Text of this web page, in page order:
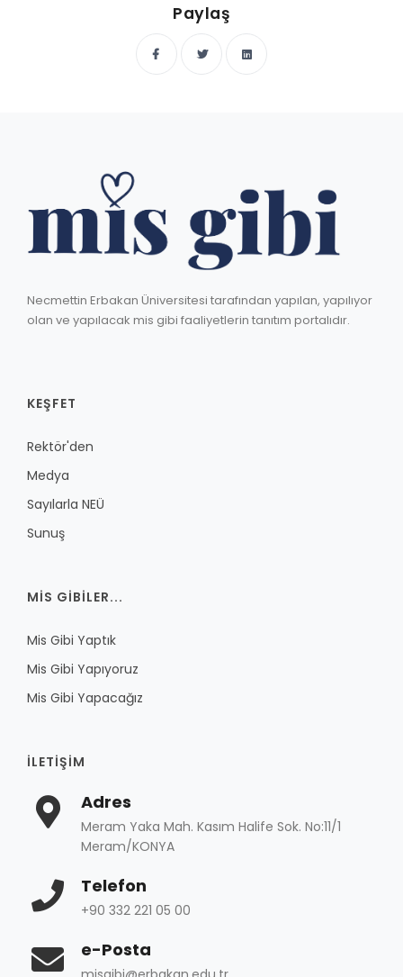
Paylaş
Necmettin Erbakan Üniversitesi tarafından yapılan, yapılıyor
olan ve yapılacak mis gibi faaliyetlerin tanıtım portalıdır.
KEŞFET
Rektör'den
Medya
Sayılarla NEÜ
Sunuş
MIS GIBILER...
Mis Gibi Yaptık
Mis Gibi Yapıyoruz
Mis Gibi Yapacağız
İLETIŞIM
Adres
Meram Yaka Mah. Kasım Halife Sok. No:11/1
Meram/KONYA
Telefon
+90 332 221 05 00
e-Posta